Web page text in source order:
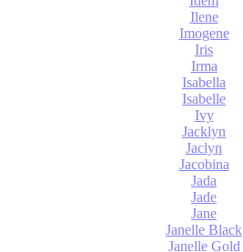
Ilene
Imogene
Iris
Irma
Isabella
Isabelle
Ivy
Jacklyn
Jaclyn
Jacobina
Jada
Jade
Jane
Janelle Black
Janelle Gold